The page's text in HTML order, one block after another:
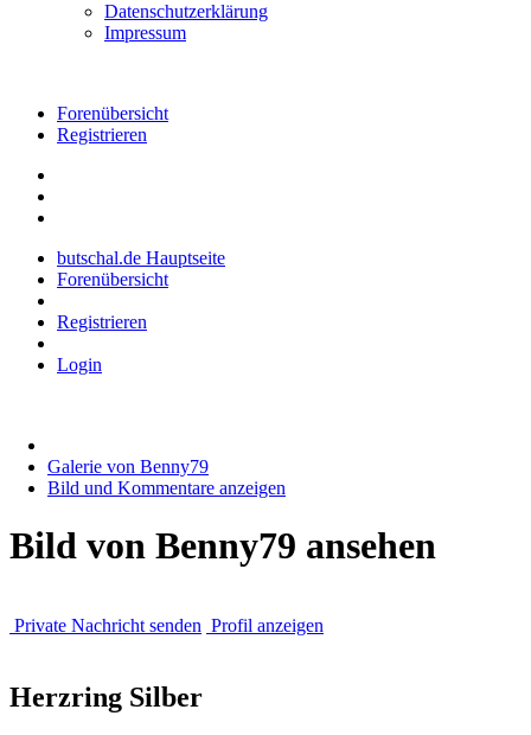
Datenschutzerklärung
Impressum
Forenübersicht
Registrieren
butschal.de Hauptseite
Forenübersicht
Registrieren
Login
Galerie von Benny79
Bild und Kommentare anzeigen
Bild von Benny79 ansehen
Private Nachricht senden Profil anzeigen
Herzring Silber